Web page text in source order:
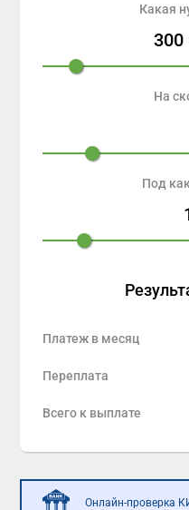
Какая
300
На
Под
Платеж в месяц
Переплата
Всего к выплате
Онлайн-проверка